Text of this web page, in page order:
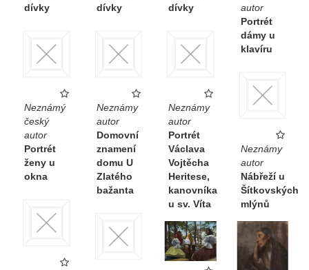
dívky
dívky
dívky
autor
Portrét
dámy u
klavíru
Neznámý
český
autor
Portrét
ženy u
okna
Neznámy
autor
Domovní
znamení
domu U
Zlatého
bažanta
Neznámy
autor
Portrét
Václava
Vojtěcha
Heritese,
kanovníka
u sv. Víta
Neznámy
autor
Nábřeží u
Šítkovských
mlýnů